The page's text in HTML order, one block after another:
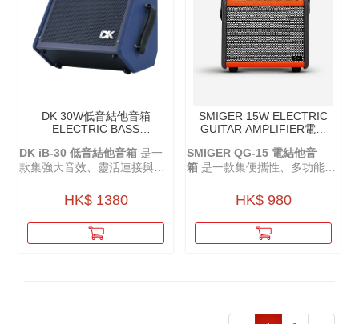
DK 30W低音結他音箱
ELECTRIC BASS
DK iB-30 低音結他音箱 是一
款集強大音效、靈活連接與便
HK$ 1380
SMIGER 15W ELECTRIC
GUITAR AMPLIFIER電結
SMIGER QG-15 電結他音
箱 是一款集便攜性、多功能與
論是室內練習還是戶外演出，
驗。
HK$ 980